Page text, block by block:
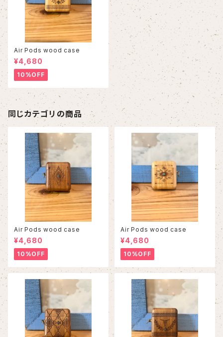
Air Pods wood case
¥4,680
10%OFF
同じカテゴリの商品
Air Pods wood case
¥4,680
10%OFF
Air Pods wood case
¥4,680
10%OFF